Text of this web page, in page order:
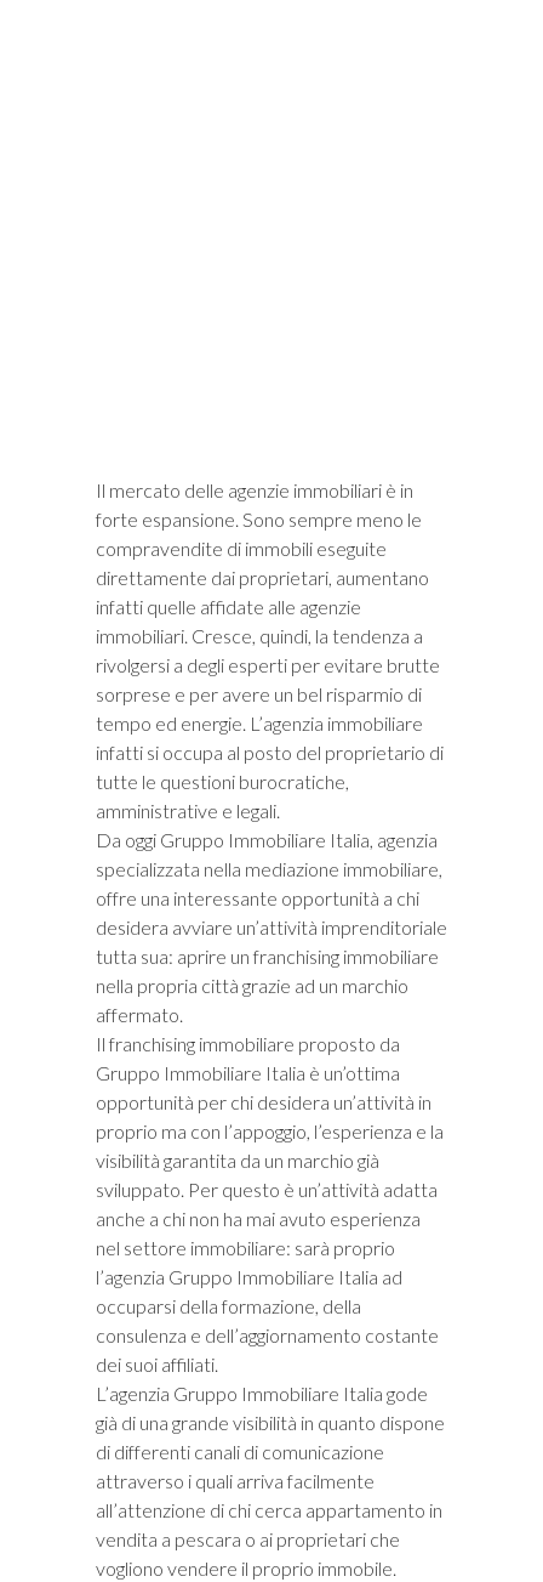
Il mercato delle agenzie immobiliari è in
forte espansione. Sono sempre meno le
compravendite di immobili eseguite
direttamente dai proprietari, aumentano
infatti quelle affidate alle agenzie
immobiliari. Cresce, quindi, la tendenza a
rivolgersi a degli esperti per evitare brutte
sorprese e per avere un bel risparmio di
tempo ed energie. L’agenzia immobiliare
infatti si occupa al posto del proprietario di
tutte le questioni burocratiche,
amministrative e legali.
Da oggi Gruppo Immobiliare Italia, agenzia
specializzata nella mediazione immobiliare,
offre una interessante opportunità a chi
desidera avviare un’attività imprenditoriale
tutta sua: aprire un franchising immobiliare
nella propria città grazie ad un marchio
affermato.
Il franchising immobiliare proposto da
Gruppo Immobiliare Italia è un’ottima
opportunità per chi desidera un’attività in
proprio ma con l’appoggio, l’esperienza e la
visibilità garantita da un marchio già
sviluppato. Per questo è un’attività adatta
anche a chi non ha mai avuto esperienza
nel settore immobiliare: sarà proprio
l’agenzia Gruppo Immobiliare Italia ad
occuparsi della formazione, della
consulenza e dell’aggiornamento costante
dei suoi affiliati.
L’agenzia Gruppo Immobiliare Italia gode
già di una grande visibilità in quanto dispone
di differenti canali di comunicazione
attraverso i quali arriva facilmente
all’attenzione di chi cerca appartamento in
vendita a pescara o ai proprietari che
vogliono vendere il proprio immobile.